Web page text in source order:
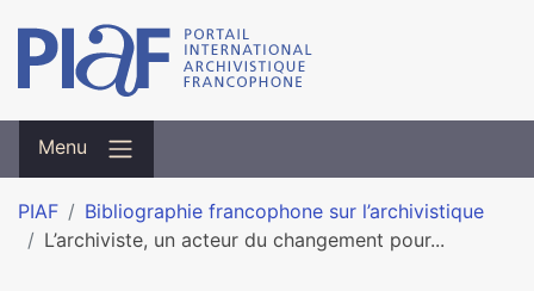
Menu
PIAF
Bibliographie francophone sur l’archivistique
L’archiviste, un acteur du changement pour...